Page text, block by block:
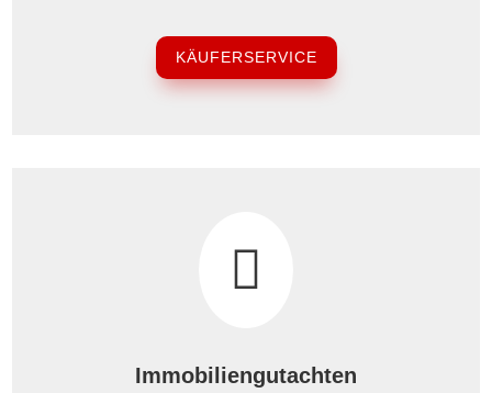
KÄUFERSERVICE

Immobiliengutachten